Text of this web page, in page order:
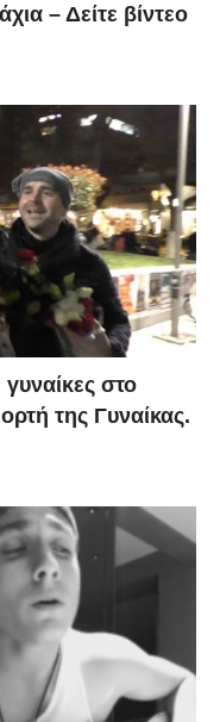
– Δείτε βίντεο
στο
της Γυναίκας.